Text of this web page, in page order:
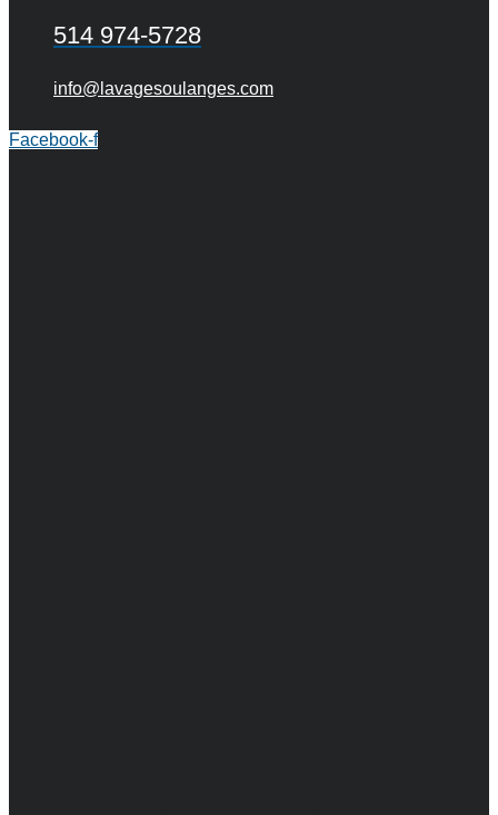
514 974-5728
info@lavagesoulanges.com
Facebook-f